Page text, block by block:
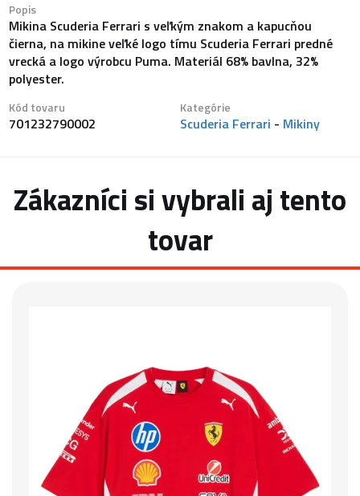
Popis
Mikina Scuderia Ferrari s veľkým znakom a kapucňou
čierna, na mikine veľké logo tímu Scuderia Ferrari predné
vrecká a logo výrobcu Puma. Materiál 68% bavlna, 32%
polyester.
Kód tovaru
701232790002
Kategórie
Scuderia Ferrari - Mikiny
Zákazníci si vybrali aj tento
tovar